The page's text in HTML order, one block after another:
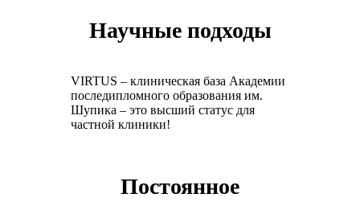
Научные подходы
VIRTUS – клиническая база Академии
последипломного образования им.
Шупика – это высший статус для
частной клиники!
Постоянное